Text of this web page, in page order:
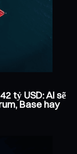
tỷ USD: Ai sẽ
Base hay